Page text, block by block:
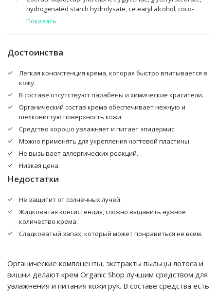
hydrogenated starch hydrolysate, cetearyl alcohol, coco-
caprylate/caprate, butyrospermum parkii (shea butter)
tocopherol, neumbo nucifera flower extract (экстракт
flower water (экстракт цветов апельсина), sodium
stearoyl glutamate, xanthan gum, parfum, benzil alcohol,
sodium benzoate, potassium sorbate, dehydroacetic acid,
citric acid, citral, limonene, linalool
Показать
Достоинства
Легкая консистенция крема, которая быстро впитывается в
кожу.
В составе отсутствуют парабены и химические красители.
Органический состав крема обеспечивает нежную и
шелковистую поверхность кожи.
Средство хорошо увлажняет и питает эпидермис.
Можно применять для укрепления ногтевой пластины.
Не вызывает аллергических реакций.
Низкая цена.
Недостатки
Не защитит от солнечных лучей.
Жидковатая консистенция, сложно выдавить нужное
количество крема.
Сладковатый запах, который может понравиться не всем.
Органические компоненты, экстракты пыльцы лотоса и
вишни делают крем Organic Shop лучшим средством для
увлажнения и питания кожи рук. В составе средства есть